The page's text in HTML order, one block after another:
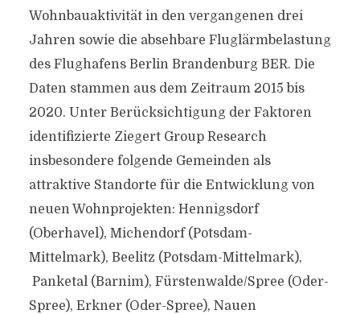
Wohnbauaktivität in den vergangenen drei
Jahren sowie die absehbare Fluglärmbelastung
des Flughafens Berlin Brandenburg BER. Die
Daten stammen aus dem Zeitraum 2015 bis
2020. Unter Berücksichtigung der Faktoren
identifizierte Ziegert Group Research
insbesondere folgende Gemeinden als
attraktive Standorte für die Entwicklung von
neuen Wohnprojekten: Hennigsdorf
(Oberhavel), Michendorf (Potsdam-
Mittelmark), Beelitz (Potsdam-Mittelmark),
Panketal (Barnim), Fürstenwalde/Spree (Oder-
Spree), Erkner (Oder-Spree), Nauen